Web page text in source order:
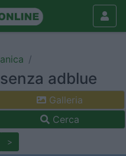
adblue
Galleria
Cerca
>